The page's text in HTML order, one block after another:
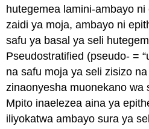
hutegemea lamini-ambayo
zaidi ya moja, ambayo ni
safu ya basal ya seli
Pseudostratified (pseudo- =
na safu moja ya seli zisizo
zinaonyesha muonekano wa
Mpito inaelezea aina ya
iliyokatwa ambayo sura ya